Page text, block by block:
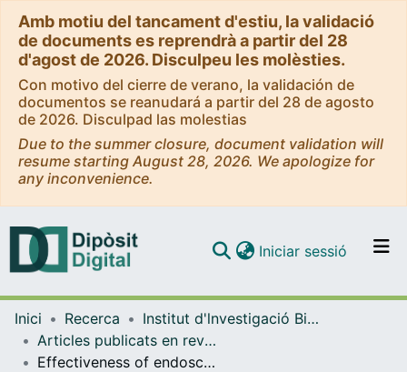
Amb motiu del tancament d'estiu, la validació
de documents es reprendrà a partir del 28
d'agost de 2026. Disculpeu les molèsties.
Con motivo del cierre de verano, la validación de
documentos se reanudará a partir del 28 de agosto
de 2026. Disculpad las molestias
Due to the summer closure, document validation will
resume starting August 28, 2026. We apologize for
any inconvenience.
Navega per tot el DD
Iniciar sessió (current)
Inici Recerca
Institut d'lnvestigació Biomèdica de Bellvitge (IDIBELL)
Articles publicats en revistes (Institut d'lnvestigació Biomèdica de Bellvitge (IDIBELL))
Effectiveness of endoscopic ultrasound-guided simple puncture-aspiration (non-stenting) in the management of abdominal collections